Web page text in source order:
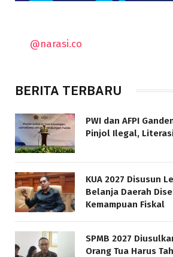
@narasi.co
BERITA TERBARU
PWI dan AFPI
Pinjol Ilegal,
KUA 2027 Disusun
Belanja Daerah
Kemampuan Fiskal
SPMB 2027
Orang Tua Harus